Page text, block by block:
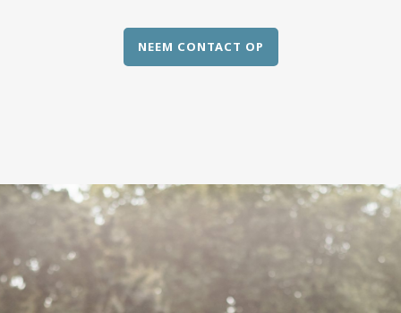
NEEM CONTACT OP